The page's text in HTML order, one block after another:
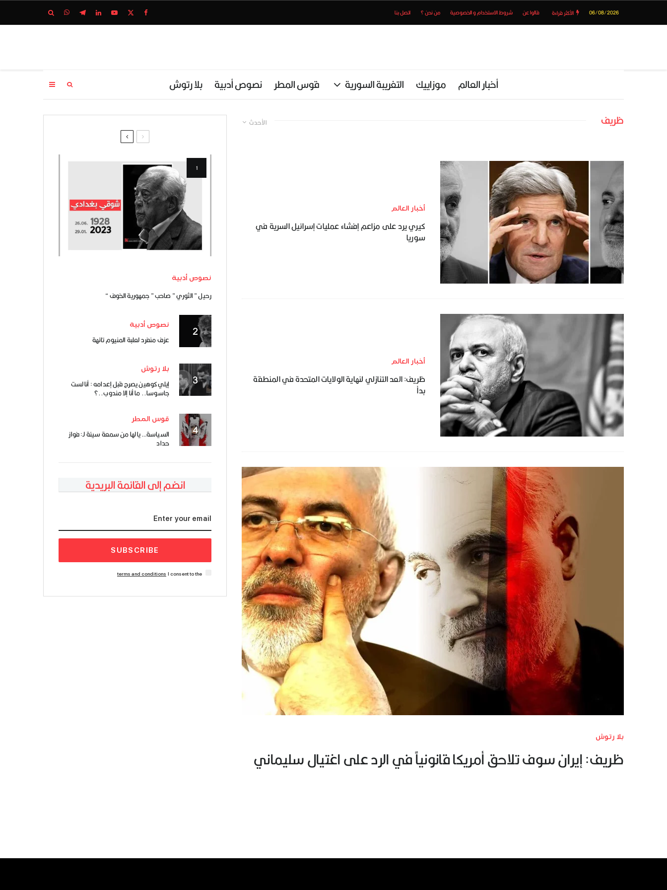
06/08/2026 الأكثر قراءة قالوا عن شروط الاستخدام و الخصوصية من نحن ؟ اتصل بنا
أخبار العالم موزاييك التغريبة السورية قوس المطر نصوص أدبية بلا رتوش
الأحدث ظريف
أخبار العالم
كيري يرد على مزاعم إفشاء عمليات إسرائيل السرية في
سوريا
أخبار العالم
ظريف: العد التنازلي لنهاية الولايات المتحدة في المنطقة
بدأ
بلا رتوش
ظريف: إيران سوف تلاحق أمريكا قانونياً في الرد على اغتيال سليماني
نصوص أدبية
رحيل ” الثوري ” صاحب ” جمهورية الخوف “
نصوص أدبية
عزف منفرد لعلبة المنيوم تائهة
بلا رتوش
إيلي كوهين يصرح قبل إعدامه : أنا لست
جاسوسا.. ما أنا إلا مندوب..؟
قوس المطر
السياسة… يا لها من سمعة سيئة لـ: فواز
حداد
انضم إلى القائمة البريدية
SUBSCRIBE
I consent to the
terms and conditions